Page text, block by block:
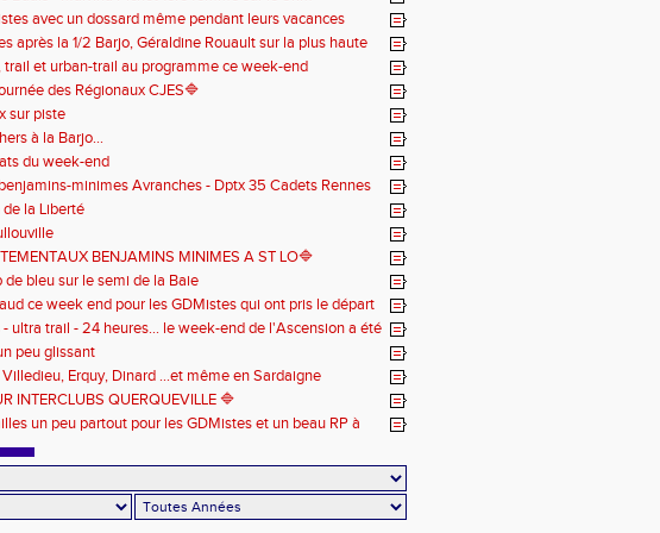
avec un dossard même pendant leurs vacances
après la 1/2 Barjo, Géraldine Rouault sur la plus haute
podium du Trail de l'Ange Michel
trail et urban-trail au programme ce week-end
des Régionaux CJES🔷️
sur piste
à la Barjo...
du week-end
minimes Avranches - Dptx 35 Cadets Rennes
la Liberté
BENJAMINS MINIMES A ST LO️🔷️
de bleu sur le semi de la Baie
ce week end pour les GDMistes qui ont pris le départ
- ultra trail - 24 heures... le week-end de l'Ascension a été
peu glissant
Erquy, Dinard ...et même en Sardaigne
INTERCLUBS QUERQUEVILLE 🔷️
un peu partout pour les GDMistes et un beau RP à